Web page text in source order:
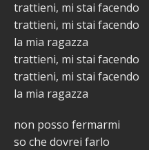
trattieni, mi stai facendo
trattieni, mi stai facendo
la mia ragazza
trattieni, mi stai facendo
trattieni, mi stai facendo
la mia ragazza
non posso fermarmi
so che dovrei farlo